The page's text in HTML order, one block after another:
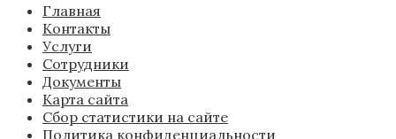
Главная
Контакты
Услуги
Сотрудники
Документы
Карта сайта
Сбор статистики на сайте
Политика конфиденциальности